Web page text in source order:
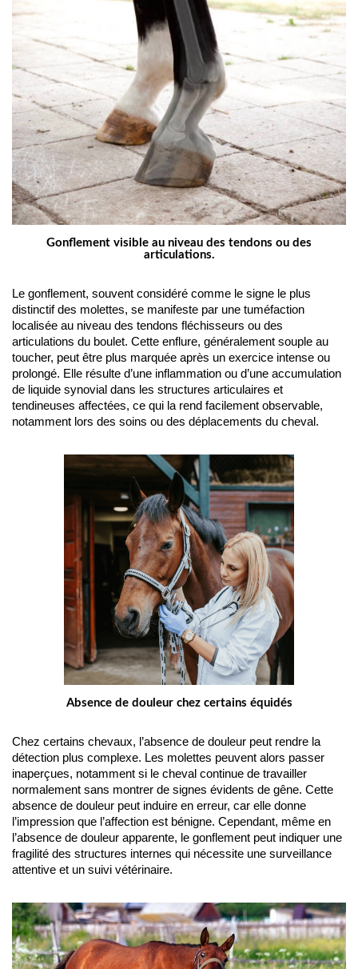
Gonflement visible au niveau des tendons ou des
articulations.
Le gonflement, souvent considéré comme le signe le plus
distinctif des molettes, se manifeste par une tuméfaction
localisée au niveau des tendons fléchisseurs ou des
articulations du boulet. Cette enflure, généralement souple au
toucher, peut être plus marquée après un exercice intense ou
prolongé. Elle résulte d’une inflammation ou d’une accumulation
de liquide synovial dans les structures articulaires et
tendineuses affectées, ce qui la rend facilement observable,
notamment lors des soins ou des déplacements du cheval.
Absence de douleur chez certains équidés
Chez certains chevaux, l’absence de douleur peut rendre la
détection plus complexe. Les molettes peuvent alors passer
inaperçues, notamment si le cheval continue de travailler
normalement sans montrer de signes évidents de gêne. Cette
absence de douleur peut induire en erreur, car elle donne
l’impression que l’affection est bénigne. Cependant, même en
l’absence de douleur apparente, le gonflement peut indiquer une
fragilité des structures internes qui nécessite une surveillance
attentive et un suivi vétérinaire.